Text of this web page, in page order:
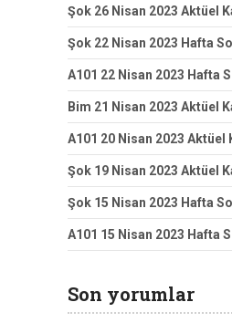
Şok 26 Nisan 2023 Aktüel
Şok 22 Nisan 2023 Hafta
A101 22 Nisan 2023 Hafta
Bim 21 Nisan 2023 Aktüel
A101 20 Nisan 2023 Aktüel
Şok 19 Nisan 2023 Aktüel
Şok 15 Nisan 2023 Hafta
A101 15 Nisan 2023 Hafta
Son yorumlar